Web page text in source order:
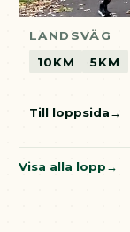
LANDSVÄG
10KM
5KM
Till loppsida
Visa alla lopp